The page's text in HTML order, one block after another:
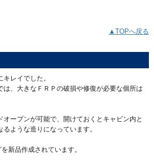
▲TOPへ戻る
レイでした。
は、大きなＦＲＰの破損や修復が必要な個所は
オープンが可能で、開けておくとキャビン内と
ような造りになっています。
新品作成されています。